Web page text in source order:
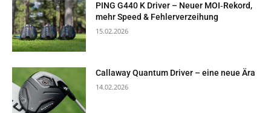
PING G440 K Driver – Neuer MOI‑Rekord,
mehr Speed & Fehlerverzeihung
15.02.2026
Callaway Quantum Driver – eine neue Ära
14.02.2026